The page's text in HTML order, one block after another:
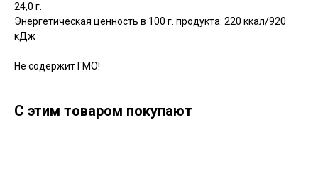
24,0 г.
Энергетическая ценность в 100 г. продукта: 220 ккал/920
кДж
Не содержит ГМО!
С этим товаром покупают